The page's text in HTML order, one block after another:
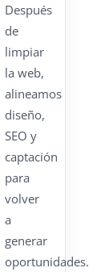
Después
de
limpiar
la web,
alineamos
diseño,
SEO y
captación
para
volver
a
generar
oportunidades.